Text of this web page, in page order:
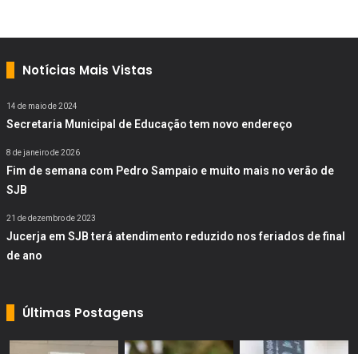
Notícias Mais Vistas
14 de maio de 2024
Secretaria Municipal de Educação tem novo endereço
8 de janeiro de 2026
Fim de semana com Pedro Sampaio e muito mais no verão de
SJB
21 de dezembro de 2023
Jucerja em SJB terá atendimento reduzido nos feriados de final
de ano
Últimas Postagens